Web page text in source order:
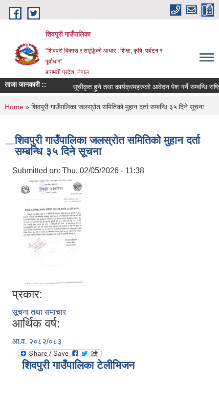
Skip to main content
शिवपुरी गाउँपालिका
"शिवपुरी विकास र समृद्धिको आधार : शिक्षा, कृषि, पर्यटन र
पूर्वाधार"
बागमती प्रदेश, नेपाल
ताजा जानकारी :: सूचीकृत हुने तथा कार्यक्रमहरुको आवेदन पेश गर्ने सम्बन्धि
You are here
Home » शिवपुरी गाउँपालिका जलस्रोत समितिको मुहान दर्ता सम्बन्धि ३५ दिने सूचना
शिवपुरी गाउँपालिका जलस्रोत समितिको मुहान दर्ता
सम्बन्धि ३५ दिने सूचना
Submitted on: Thu, 02/05/2026 - 11:38
प्रकार:
सूचना तथा समाचार
आर्थिक वर्ष:
आ.व. २०८२/०८३
शिवपुरी गाउँपालिका टेलीभिजन